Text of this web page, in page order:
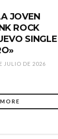
JOVEN
ROCK
SINGLE
JULIO DE 2026